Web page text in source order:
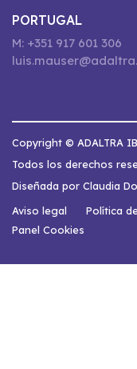
PORTUGAL
M: +351 917 601 306
Copyright © ADALTRA
Todos los derechos
Diseñada por Claudia
Aviso legal
Política
Panel Cookies